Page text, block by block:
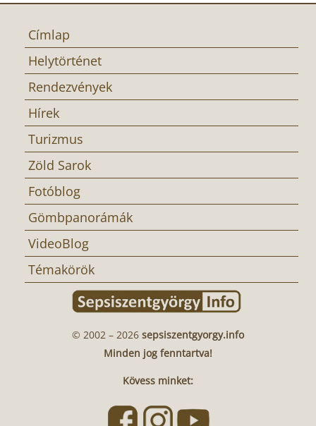
Címlap
Helytörténet
Rendezvények
Hírek
Turizmus
Zöld Sarok
Fotóblog
Gömbpanorámák
VideoBlog
Témakörök
© 2002 – 2026 sepsiszentgyorgy.info
Minden jog fenntartva!
Kövess minket: